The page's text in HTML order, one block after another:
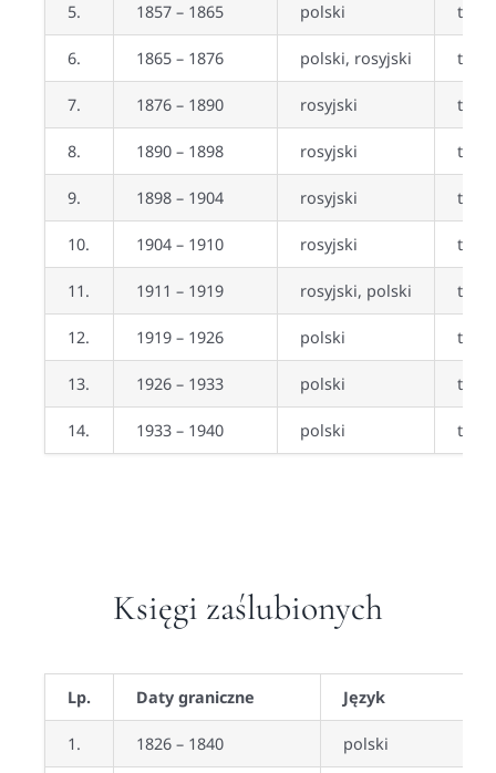
5. 1857 – 1865 polski tak
6. 1865 – 1876 polski, rosyjski tak
7. 1876 – 1890 rosyjski tak
8. 1890 – 1898 rosyjski tak
9. 1898 – 1904 rosyjski tak
10. 1904 – 1910 rosyjski tak
11. 1911 – 1919 rosyjski, polski tak
12. 1919 – 1926 polski tak
13. 1926 – 1933 polski tak
14. 1933 – 1940 polski tak
Księgi zaślubionych
Lp. Daty graniczne Język
1. 1826 – 1840 polski